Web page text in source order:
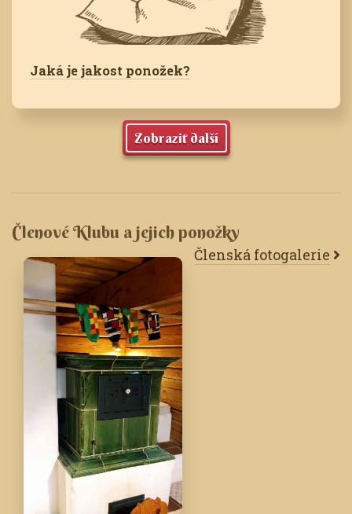
Jaká je jakost ponožek?
Zobrazit další
Členové Klubu a jejich ponožky
Členská fotogalerie